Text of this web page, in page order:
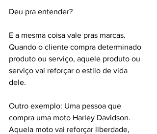
Deu pra entender?
E a mesma coisa vale pras marcas.
Quando o cliente compra determinado
produto ou serviço, aquele produto ou
serviço vai reforçar o estilo de vida
dele.
Outro exemplo: Uma pessoa que
compra uma moto Harley Davidson.
Aquela moto vai reforçar liberdade,